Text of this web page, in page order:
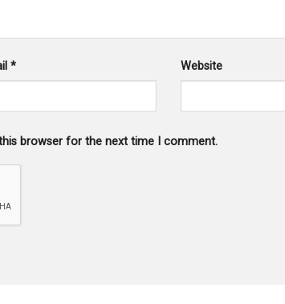
* Website
browser for the next time I comment.